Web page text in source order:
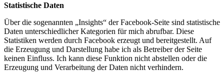
Statistische Daten
Über die sogenannten „Insights“ der Facebook-Seite sind statistische
Daten unterschiedlicher Kategorien für mich abrufbar. Diese
Statistiken werden durch Facebook erzeugt und bereitgestellt. Auf
die Erzeugung und Darstellung habe ich als Betreiber der Seite
keinen Einfluss. Ich kann diese Funktion nicht abstellen oder die
Erzeugung und Verarbeitung der Daten nicht verhindern.